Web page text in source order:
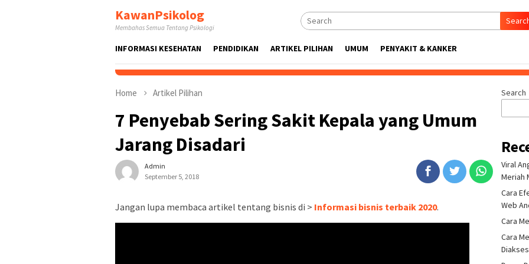
KawanPsikolog
Membahas Semua Tentang Psikologi
INFORMASI KESEHATAN PENDIDIKAN ARTIKEL PILIHAN UMUM PENYAKIT & KANKER
Home Artikel Pilihan
7 Penyebab Sering Sakit Kepala yang Umum
Jarang Disadari
Admin
September 5, 2018
Jangan lupa membaca artikel tentang bisnis di > Informasi bisnis terbaik 2020.
Search
Viral
Meriah
Cara
Web
Cara
Cara
Diakses